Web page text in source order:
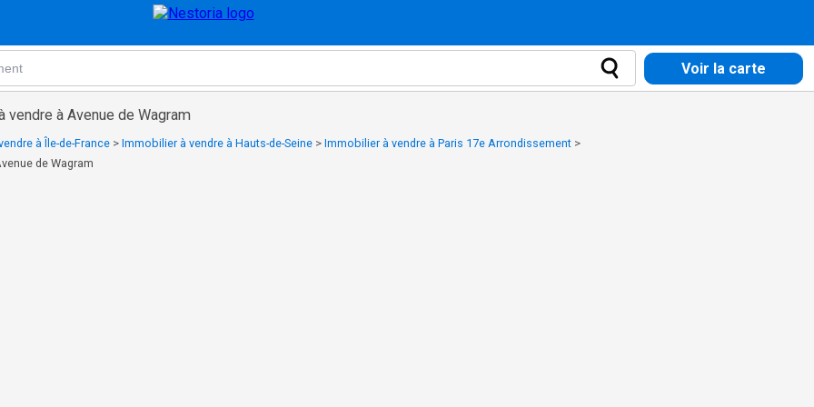
Voir la carte
vendre à Avenue de Wagram
à Île-de-France > Immobilier à vendre à Hauts-de-Seine > Immobilier à vendre à Paris 17e Arrondissement >
de Wagram